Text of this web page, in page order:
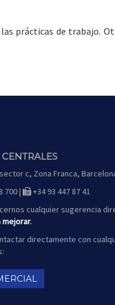
prácticas de trabajo.
c, Zona Franca,
700 |
icono
fax
+34 93 447 87 41
cualquier sugerencia
mejorar.
directamente con